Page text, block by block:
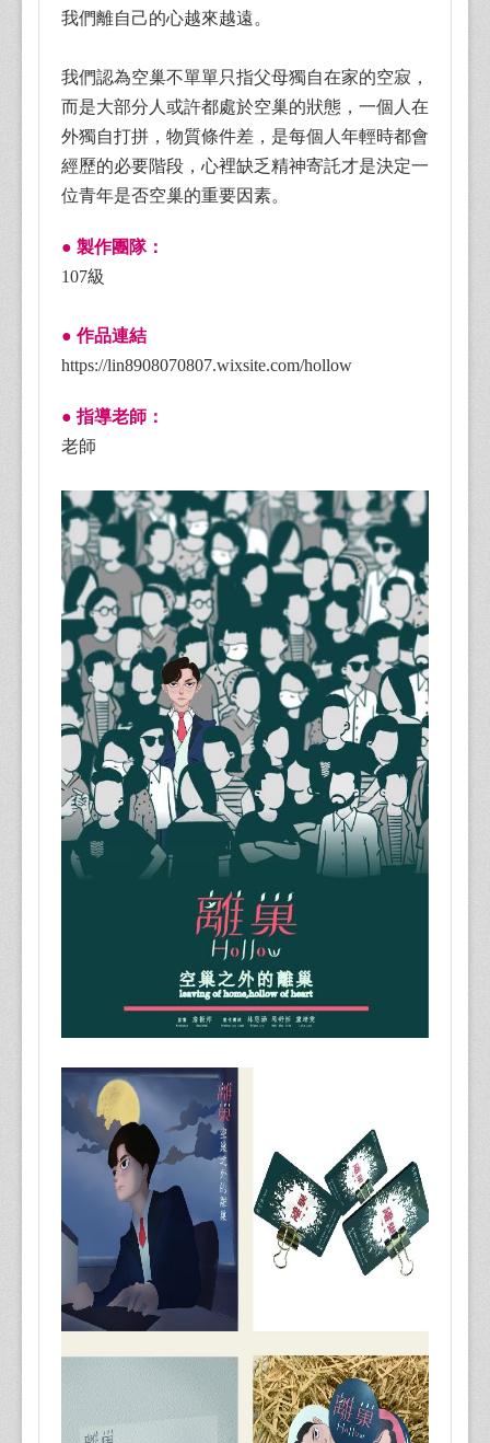
我們離自己的心越來越遠。
我們認為空巢不單單只指父母獨自在家的空寂，
而是大部分人或許都處於空巢的狀態，一個人在
外獨自打拼，物質條件差，是每個人年輕時都會
經歷的必要階段，心裡缺乏精神寄託才是決定一
位青年是否空巢的重要因素。
● 製作團隊：
107級
● 作品連結
https://lin8908070807.wixsite.com/hollow
● 指導老師：
老師